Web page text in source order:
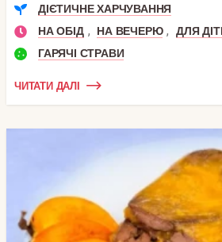
ДІЄТИЧНЕ ХАРЧУВАННЯ
НА ОБІД , НА ВЕЧЕРЮ ,
ДЛЯ
ГАРЯЧІ СТРАВИ
ЧИТАТИ ДАЛІ